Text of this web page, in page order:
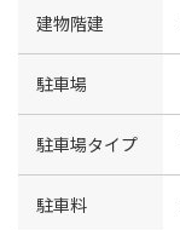
建物階建
駐車場
駐車場タイプ
駐車料